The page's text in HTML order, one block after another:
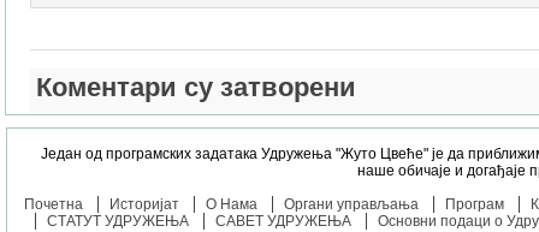
Коментари су затворени
Један од програмских задатака Удружења "Жуто Цвеће" је да
наше обичаје и догађаје
Почетна
Историјат О Нама Органи управљања Програм
СТАТУТ УДРУЖЕЊА
САВЕТ УДРУЖЕЊА
Основни подаци о